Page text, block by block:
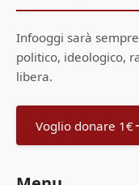
Infooggi sarà
politico, ideologico,
libera.
Voglio donare 1€